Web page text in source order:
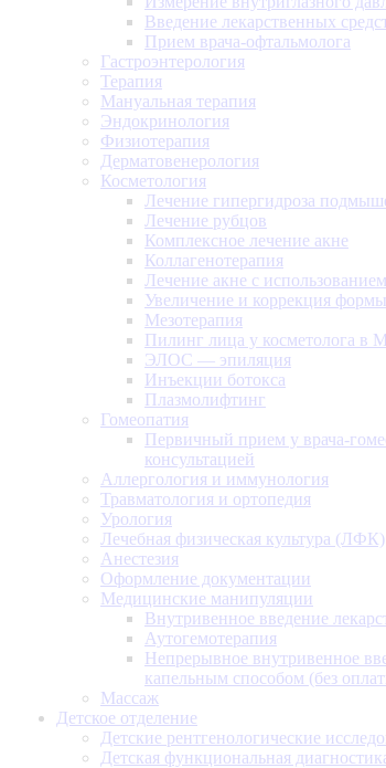
Введение лекарственных
Прием врача-офтальмолога
Гастроэнтерология
Терапия
Мануальная терапия
Эндокринология
Физиотерапия
Дерматовенерология
Косметология
Лечение гипергидроза
Лечение рубцов
Комплексное лечение акне
Коллагенотерапия
Лечение акне с
Увеличение и коррекция
Мезотерапия
Пилинг лица у косметолога в
ЭЛОС — эпиляция
Инъекции ботокса
Плазмолифтинг
Гомеопатия
Первичный прием у врача-
консультацией
Аллергология и иммунология
Травматология и ортопедия
Урология
Лечебная физическая культура (ЛФК)
Анестезия
Оформление документации
Медицинские манипуляции
Внутривенное введение
Аутогемотерапия
Непрерывное внутривенное
капельным способом (без
Массаж
Детское отделение
Детские рентгенологические
Детская функциональная